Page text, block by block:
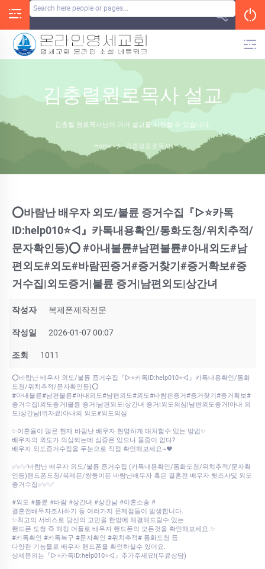
김충렬원로목사 설교
김충렬 원로목사님의 과거 설교를 시청할 수 있습니다.
Home / 김충렬원로목사
⭕바람난 배우자 외도/불륜 증거수집『▷⭐카톡
ID:help010⭐◁』카톡내용확인/통화도청/위치추적/
문자확인등)⭕ #아내불륜#남편불륜#아내외도#남
편외도#외도#바람핀증거#증거찾기#증거확보#증
거수집|외도증거|불륜 증거|남편외도|상간녀
작성자 복제폰제작전문
작성일 2026-01-07 00:07
조회 1011
⭕바람난 배우자 외도/불륜 증거수집『▷⭐카톡ID:help010⭐◁』카톡내용확인/통화
도청/위치추적/문자확인등)⭕
#아내불륜#남편불륜#아내외도#남편외도#외도#바람핀증거#증거찾기#증거확보#
증거수집|외도증거|불륜 증거|남편외도|상간녀 증거|외도의심|남편외도증거|아내 외
도|상간남|위자료|아내의 외도#외도의심
✨이혼율이 많은 현재 바람난 배우자 현명하게 대처할수 있는 방법✨
배우자의 외도가 의심되는데 심증은 있으나 물증이 없다?
배우자 외도증거수집을 두눈으로 직접 확인해보세요~♥
✅✅✅바람난 배우자 외도/불륜 증거수집 (카톡내용확인/통화도청/위치추적/문자확
인등)핸드폰도청/복제폰/쌍둥이폰 바람난배우자 혹은 결혼전 배우자 뒷조사및 외도
증거수집✅✅✅
#외도 #불륜 #바람 #상간녀 #상간남 #이혼소송 #
결혼전배우자조사하기 등 여러가지 문제점들이 발생합니다.
✨최고의 서비스로 당신의 고민을 한방에 해결해드릴수 있는
핸드폰 도청 즉 해킹 어플로 배우자 핸드폰의 모든것을 확인해보세요.✨
#카톡확인 #카톡복구 #문자확인 #위치추적# 통화도청 등
다양한 기능들로 배우자 핸드폰을 확인하실수 있어요.
상세문의는『▷⭐카톡ID:help010⭐◁』추가주세요!(무료상담)